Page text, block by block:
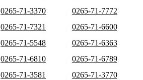
0265-71-3370
0265-71-7772
0265-71-7321
0265-71-6600
0265-71-5548
0265-71-6363
0265-71-6810
0265-71-6789
0265-71-3581
0265-71-3770